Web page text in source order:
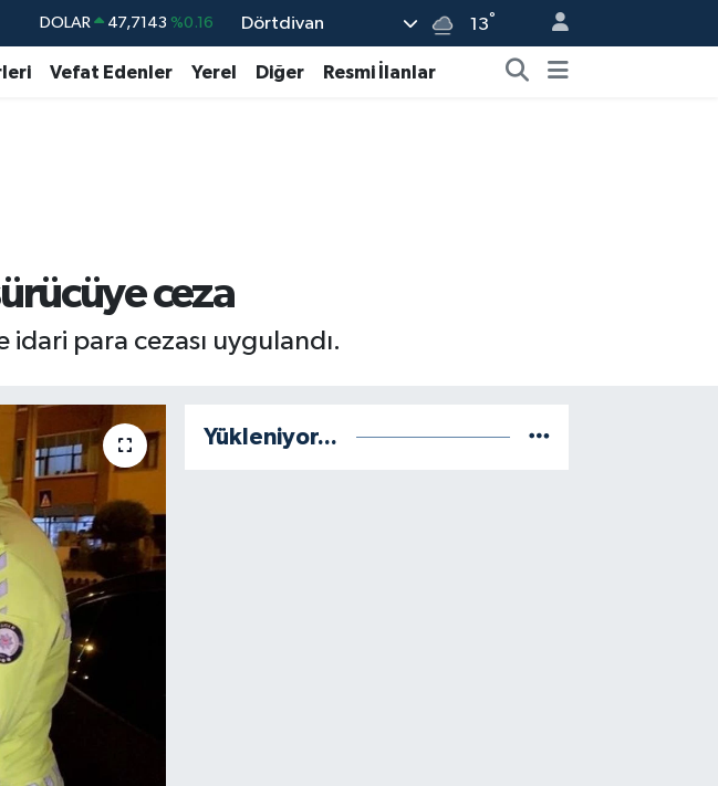
DOLAR 47,7143 %0.16
EURO 55,0317 %-0.02
Dörtdivan 13°
Vefat Edenler Yerel Diğer Resmi İlanlar
ceza
para cezası uygulandı.
Yükleniyor...